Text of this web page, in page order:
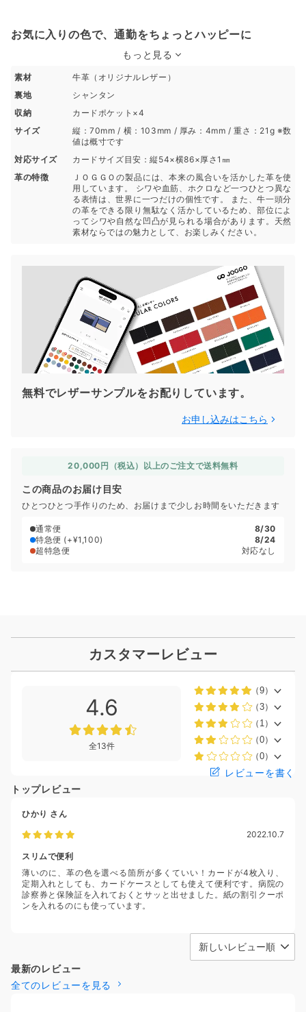
お気に入りの色で、通勤をちょっとハッピーに
もっと見る
素材
牛革（オリジナルレザー）
裏地
シャンタン
収納
カードポケット×4
サイズ
縦：70mm / 横：103mm / 厚み：4mm / 重さ：21g ※数
値は概寸です
対応サイズ
カードサイズ目安：縦54×横86×厚さ1㎜
革の特徴
ＪＯＧＧＯの製品には、本来の風合いを活かした革を使
用しています。 シワや血筋、ホクロなど一つひとつ異な
る表情は、世界に一つだけの個性です。 また、牛一頭分
の革をできる限り無駄なく活かしているため、部位によ
ってシワや自然な凹凸が見られる場合があります。天然
素材ならではの魅力として、お楽しみください。
無料でレザーサンプルをお配りしています。
お申し込みはこちら
20,000円（税込）以上のご注文で送料無料
この商品のお届け目安
ひとつひとつ手作りのため、お届けまで少しお時間をいただきます
通常便
8/30
特急便 (+¥1,100)
8/24
超特急便
対応なし
カスタマーレビュー
4.6
全13件
（9）
（3）
（1）
（0）
（0）
レビューを書く
トップレビュー
ひかり さん
2022.10.7
スリムで便利
薄いのに、革の色を選べる箇所が多くていい！カードが4枚入り、
定期入れとしても、カードケースとしても使えて便利です。病院の
診察券と保険証を入れておくとサッと出せました。紙の割引クーポ
ンを入れるのにも使っています。
最新のレビュー
全てのレビューを見る